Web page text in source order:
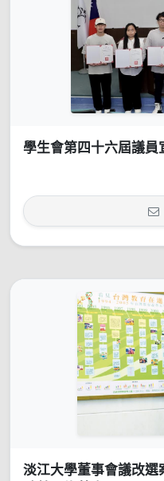
學生會第四十六屆議員
淡江大學董事會議改